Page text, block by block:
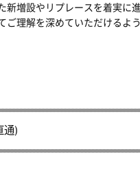
増設やリプレースを着実に
理解を深めていただけるよ
通)